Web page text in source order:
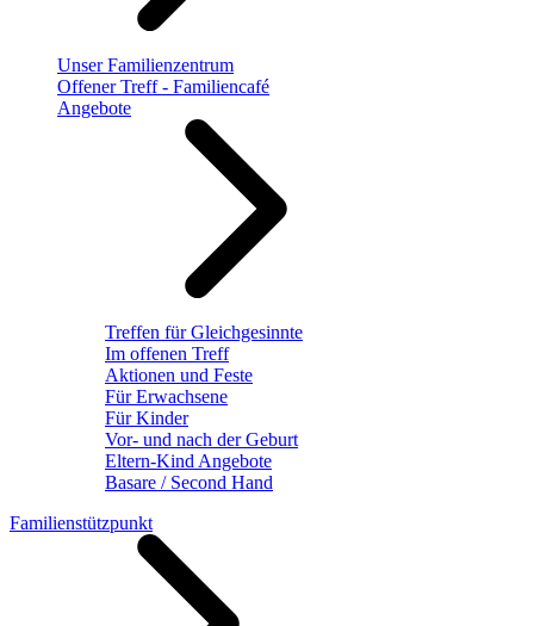
Unser Familienzentrum
Offener Treff - Familiencafé
Angebote
Treffen für Gleichgesinnte
Im offenen Treff
Aktionen und Feste
Für Erwachsene
Für Kinder
Vor- und nach der Geburt
Eltern-Kind Angebote
Basare / Second Hand
Familienstützpunkt